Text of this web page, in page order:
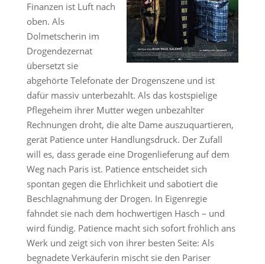
Finanzen ist Luft nach
oben. Als
Dolmetscherin im
Drogendezernat
übersetzt sie
abgehörte Telefonate der Drogenszene und ist
dafür massiv unterbezahlt. Als das kostspielige
Pflegeheim ihrer Mutter wegen unbezahlter
Rechnungen droht, die alte Dame auszuquartieren,
gerät Patience unter Handlungsdruck. Der Zufall
will es, dass gerade eine Drogenlieferung auf dem
Weg nach Paris ist. Patience entscheidet sich
spontan gegen die Ehrlichkeit und sabotiert die
Beschlagnahmung der Drogen. In Eigenregie
fahndet sie nach dem hochwertigen Hasch – und
wird fündig. Patience macht sich sofort fröhlich ans
Werk und zeigt sich von ihrer besten Seite: Als
begnadete Verkäuferin mischt sie den Pariser